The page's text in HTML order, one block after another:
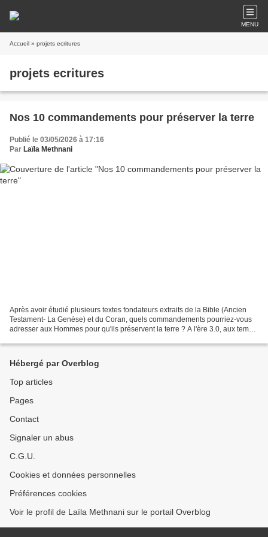
MENU
Accueil » projets ecritures
projets ecritures
Nos 10 commandements pour préserver la terre
Publié le 03/05/2026 à 17:16
Par Laïla Methnani
Après avoir étudié plusieurs textes fondateurs extraits de la Bible (Ancien
Testament- La Genèse) et du Coran, quels commandements pourriez-vous
adresser aux Hommes pour qu'ils préservent la terre ? A l'ère 3.0, aux temps
Hébergé par Overblog
Top articles
Pages
Contact
Signaler un abus
C.G.U.
Cookies et données personnelles
Préférences cookies
Voir le profil de Laïla Methnani sur le portail Overblog